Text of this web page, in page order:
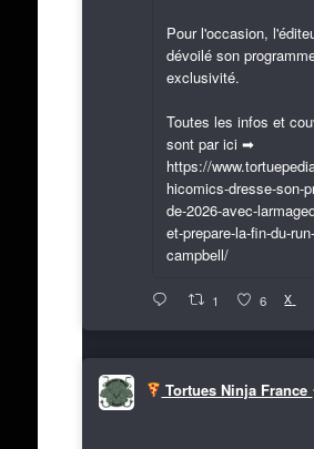
Pour l'occasion,
dévoilé son
exclusivité.
Toutes les infos et
sont par ici ➡
https://
hicomics-dresse-son-
de-2026-avec-
et-prepare-la-fin-du-
campbell/
1 6 X
Tortues Ninja France